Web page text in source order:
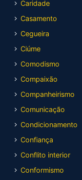
Caridade
Casamento
Cegueira
Ciúme
Comodismo
Compaixão
Companheirismo
Comunicação
Condicionamento
Confiança
Conflito interior
Conformismo